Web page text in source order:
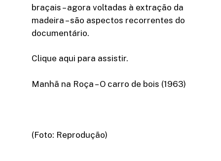
braçais – agora voltadas à extração da
madeira – são aspectos recorrentes do
documentário.
Clique aqui para assistir.
Manhã na Roça – O carro de bois (1963)
(Foto: Reprodução)